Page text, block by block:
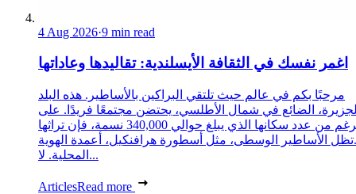
4 Aug 2026·9 min read
اغمر نفسك في الثقافة الأيسلندية: تقاليدها وعاداتها
مرحبًا بكم في عالم حيث تلتقي البراكين بالأساطير. هذه البلد
الضائع في شمال الأطلسي، يحتضن مجتمعًا فريدًا. على
الرغم من عدد سكانها الذي يبلغ حوالي 340,000 نسمة، فإن تراثها
الأساطير الوسطى، مثل أسطورة هرافنكيل، أعمدة الهوية
المحلية. لا...
ArticlesRead more